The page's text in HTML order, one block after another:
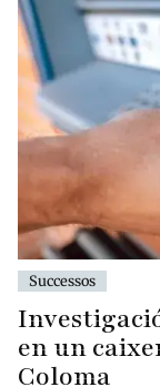
Successos
en un
Coloma